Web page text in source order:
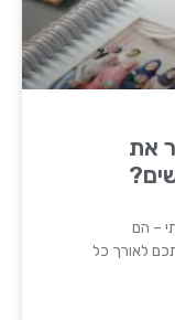
את
– הם
לאורך כל